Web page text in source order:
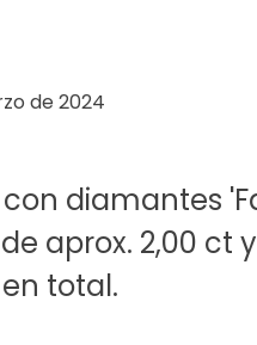
de 2024
con diamantes
aprox. 2,00 ct
total.